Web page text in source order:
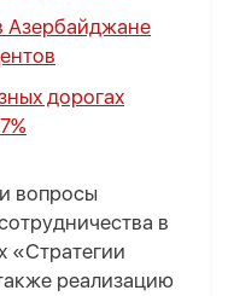
Азербайджане
дорогах
вопросы
в
«Стратегии
реализацию